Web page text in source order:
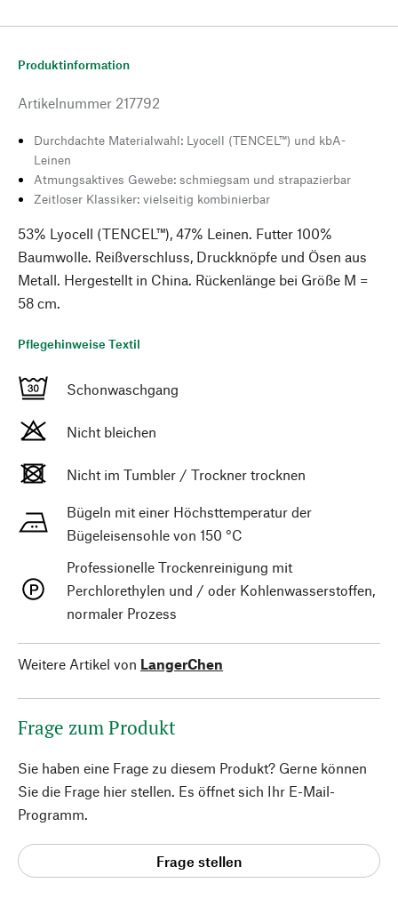
Produktinformation
Artikelnummer 217792
Durchdachte Materialwahl: Lyocell (TENCEL™) und kbA-
Leinen
Atmungsaktives Gewebe: schmiegsam und strapazierbar
Zeitloser Klassiker: vielseitig kombinierbar
53% Lyocell (TENCEL™), 47% Leinen. Futter 100%
Baumwolle. Reißverschluss, Druckknöpfe und Ösen aus
Metall. Hergestellt in China. Rückenlänge bei Größe M =
58 cm.
Pflegehinweise Textil
Schonwaschgang
Nicht bleichen
Nicht im Tumbler / Trockner trocknen
Bügeln mit einer Höchsttemperatur der
Bügeleisensohle von 150 °C
Professionelle Trockenreinigung mit
Perchlorethylen und / oder Kohlenwasserstoffen,
normaler Prozess
Weitere Artikel von LangerChen
Frage zum Produkt
Sie haben eine Frage zu diesem Produkt? Gerne können
Sie die Frage hier stellen. Es öffnet sich Ihr E-Mail-
Programm.
Frage stellen